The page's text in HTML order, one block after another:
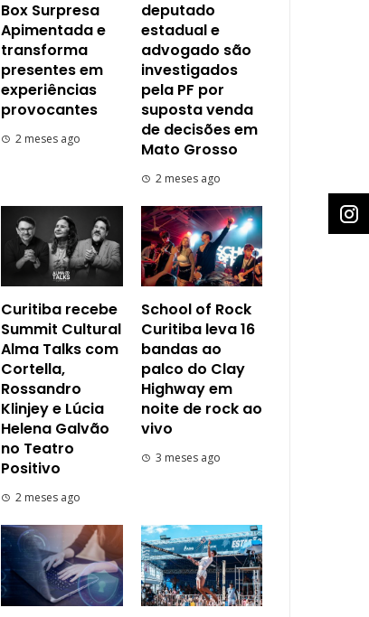
Box Surpresa
Apimentada e
transforma
presentes em
experiências
provocantes
2 meses ago
deputado
estadual e
advogado são
investigados
pela PF por
suposta venda
de decisões em
Mato Grosso
2 meses ago
Curitiba recebe
Summit Cultural
Alma Talks com
Cortella,
Rossandro
Klinjey e Lúcia
Helena Galvão
no Teatro
Positivo
2 meses ago
School of Rock
Curitiba leva 16
bandas ao
palco do Clay
Highway em
noite de rock ao
vivo
3 meses ago